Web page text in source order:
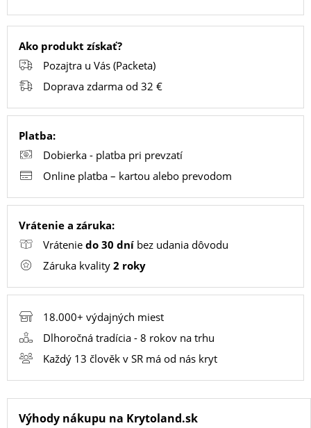
PC
/
GAMING
SMART
DOMÁCNOSŤ
POPSOCKETY
SMART
HODINKY
A
PRÍSLUŠENSTVO
Ako produkt získať?
Pozajtra u Vás (Packeta)
Doprava zdarma od 32 €
Platba:
Dobierka - platba pri prevzatí
Online platba – kartou alebo prevodom
Vrátenie a záruka:
Vrátenie do 30 dní bez udania dôvodu
Záruka kvality 2 roky
18.000+ výdajných miest
Dlhoročná tradícia - 8 rokov na trhu
Každý 13 člověk v SR má od nás kryt
Výhody nákupu na Krytoland.sk